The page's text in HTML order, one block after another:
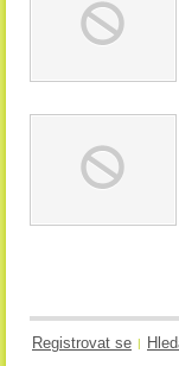
Registrovat se |